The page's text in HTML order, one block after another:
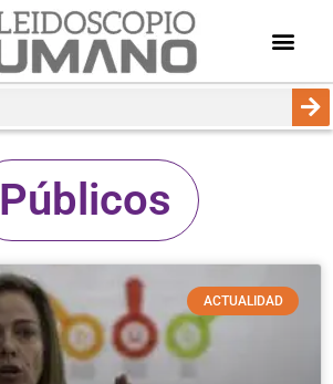
Públicos
ACTUALIDAD